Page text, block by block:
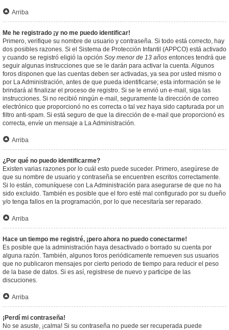
Arriba
Me he registrado ¡y no me puedo identificar!
Primero, verifique su nombre de usuario y contraseña. Si todo está correcto, hay
dos posibles razones. Si el Sistema de Protección Infantil (APPCO) está activado
y cuando se registró eligió la opción Soy menor de 13 años entonces tendrá que
seguir algunas instrucciones que se le darán para activar la cuenta. Algunos
foros disponen que las cuentas deben ser activadas, ya sea por usted mismo o
por La Administración, antes de que pueda identificarse; esta información se le
brindará al finalizar el proceso de registro. Si se le envió un e-mail, siga las
instrucciones. Si no recibió ningún e-mail, seguramente la dirección de correo
electrónico que proporcionó no es correcta o tal vez haya sido capturada por un
filtro anti-spam. Si está seguro de que la dirección de e-mail que proporcionó es
correcta, envíe un mensaje a La Administración.
Arriba
¿Por qué no puedo identificarme?
Existen varias razones por lo cuál esto puede suceder. Primero, asegúrese de
que su nombre de usuario y contraseña se encuentren escritos correctamente.
Si lo están, comuníquese con La Administración para asegurarse de que no ha
sido excluido. También es posible que el foro esté mal configurado por su dueño
y/o tenga fallos en la programación, por lo que necesitaría ser reparado.
Arriba
Hace un tiempo me registré, ¡pero ahora no puedo conectarme!
Es posible que la administración haya desactivado o borrado su cuenta por
alguna razón. También, algunos foros periódicamente remueven sus usuarios
que no publicaron mensajes por cierto periodo de tiempo para reducir el peso
de la base de datos. Si es así, registrese de nuevo y participe de las
discuciones.
Arriba
¡Perdí mi contraseña!
No se asuste, ¡calma! Si su contraseña no puede ser recuperada puede